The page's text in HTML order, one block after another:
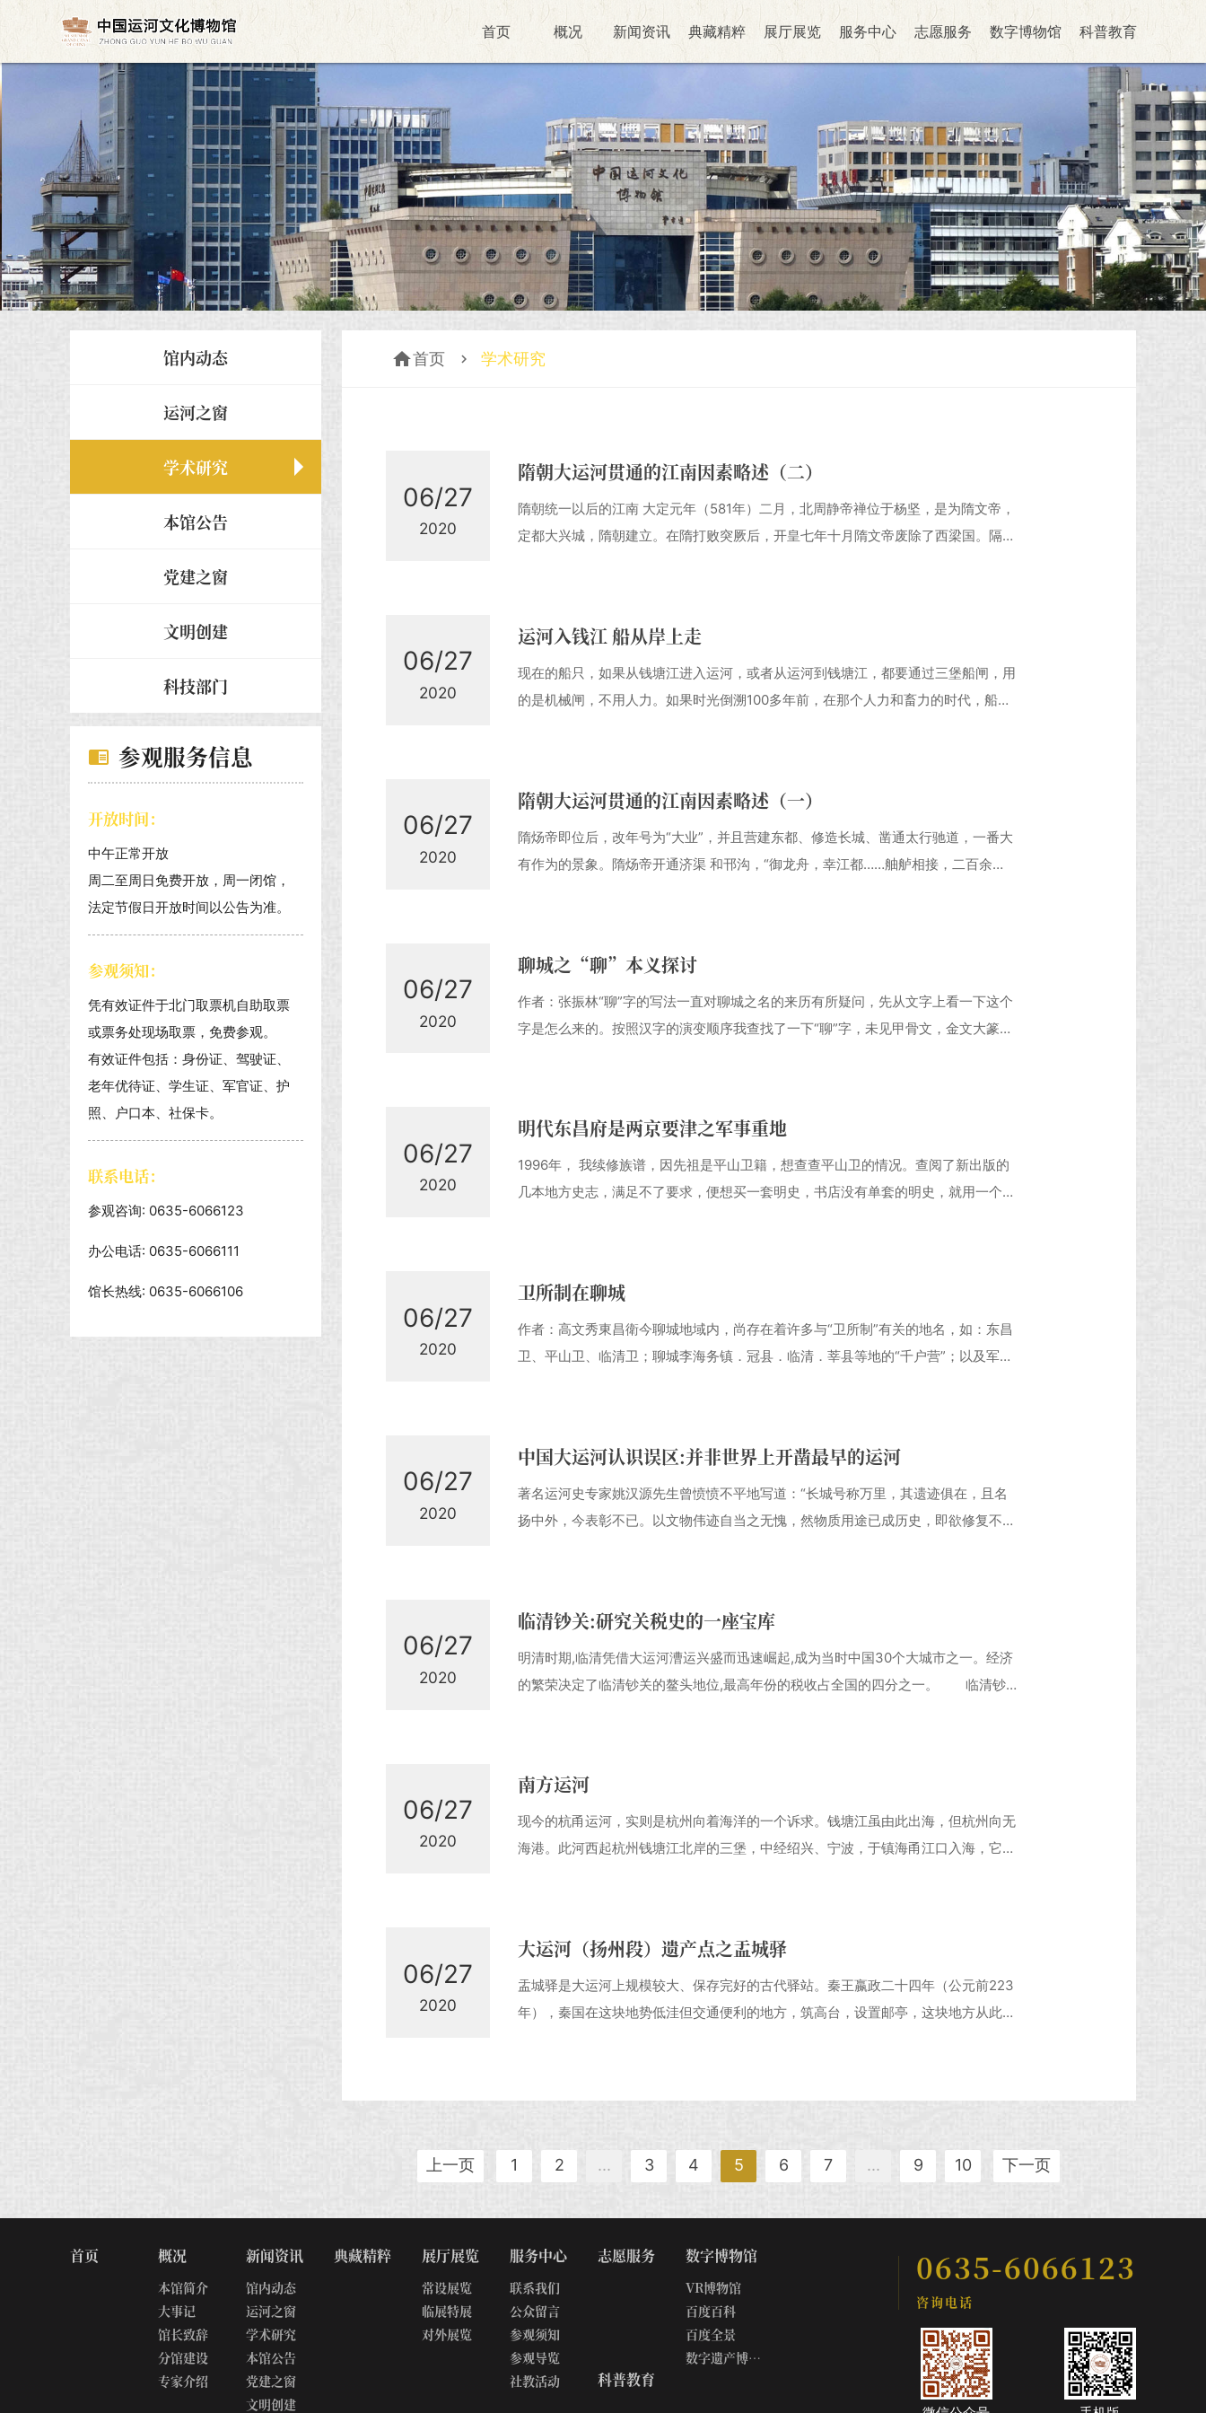
首页 概况 新闻资讯 典藏精粹 展厅展览 服务中心 志愿服务 数字博物馆 科普教育
馆内动态
运河之窗
学术研究
本馆公告
党建之窗
文明创建
科技部门
chrome_reader_mode 参观服务信息
开放时间：
中午正常开放
周二至周日免费开放，周一闭馆，
法定节假日开放时间以公告为准。
参观须知：
凭有效证件于北门取票机自助取票
或票务处现场取票，免费参观。
有效证件包括：身份证、驾驶证、
老年优待证、学生证、军官证、护
照、户口本、社保卡。
联系电话：
参观咨询: 0635-6066123
办公电话: 0635-6066111
馆长热线: 0635-6066106
home首页 学术研究
06/27
2020
隋朝大运河贯通的江南因素略述（二）
隋朝统一以后的江南 大定元年（581年）二月，北周静帝禅位于杨坚，是为隋文帝，
定都大兴城，隋朝建立。在隋打败突厥后，开皇七年十月隋文帝废除了西梁国。隔年
06/27
2020
运河入钱江 船从岸上走
现在的船只，如果从钱塘江进入运河，或者从运河到钱塘江，都要通过三堡船闸，用
的是机械闸，不用人力。如果时光倒溯100多年前，在那个人力和畜力的时代，船只
06/27
2020
隋朝大运河贯通的江南因素略述（一）
隋炀帝即位后，改年号为“大业”，并且营建东都、修造长城、凿通太行驰道，一番大
有作为的景象。隋炀帝开通济渠 和邗沟，“御龙舟，幸江都……舳舻相接，二百余
06/27
2020
聊城之“聊”本义探讨
作者：张振林“聊”字的写法一直对聊城之名的来历有所疑问，先从文字上看一下这个
字是怎么来的。按照汉字的演变顺序我查找了一下“聊”字，未见甲骨文，金文大篆
06/27
2020
明代东昌府是两京要津之军事重地
1996年， 我续修族谱，因先祖是平山卫籍，想查查平山卫的情况。查阅了新出版的
几本地方史志，满足不了要求，便想买一套明史，书店没有单套的明史，就用一个月
06/27
2020
卫所制在聊城
作者：高文秀東昌衛今聊城地域内，尚存在着许多与“卫所制”有关的地名，如：东昌
卫、平山卫、临清卫；聊城李海务镇．冠县．临清．莘县等地的“千户营”；以及军屯
06/27
2020
中国大运河认识误区:并非世界上开凿最早的运河
著名运河史专家姚汉源先生曾愤愤不平地写道：“长城号称万里，其遗迹俱在，且名
扬中外，今表彰不已。以文物伟迹自当之无愧，然物质用途已成历史，即欲修复不可
06/27
2020
临清钞关:研究关税史的一座宝库
明清时期,临清凭借大运河漕运兴盛而迅速崛起,成为当时中国30个大城市之一。经济
的繁荣决定了临清钞关的鳌头地位,最高年份的税收占全国的四分之一。 临清钞
06/27
2020
南方运河
现今的杭甬运河，实则是杭州向着海洋的一个诉求。钱塘江虽由此出海，但杭州向无
海港。此河西起杭州钱塘江北岸的三堡，中经绍兴、宁波，于镇海甬江口入海，它把
06/27
2020
大运河（扬州段）遗产点之盂城驿
盂城驿是大运河上规模较大、保存完好的古代驿站。秦王嬴政二十四年（公元前223
年），秦国在这块地势低洼但交通便利的地方，筑高台，设置邮亭，这块地方从此便
上一页 1 2 ... 3 4 5 6 7 ... 9 10 下一页
首页 概况
本馆简介
大事记
馆长致辞
分馆建设
专家介绍
新闻资讯
馆内动态
运河之窗
学术研究
本馆公告
党建之窗
文明创建
典藏精粹 展厅展览
常设展览
临展特展
对外展览
服务中心
联系我们
公众留言
参观须知
参观导览
社教活动
志愿服务 数字博物馆
VR博物馆
百度百科
百度全景
数字遗产博物馆
科普教育
0635-6066123
咨询电话